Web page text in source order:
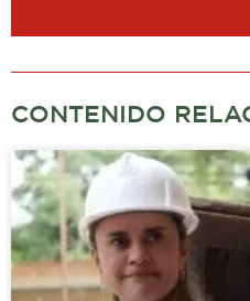
CONTENIDO